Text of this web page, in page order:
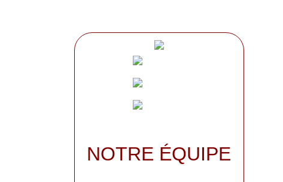
NOTRE ÉQUIPE